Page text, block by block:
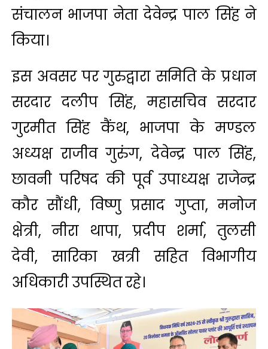
संचालन भाजपा नेता देवेन्द्र पाल सिंह ने
किया।
इस अवसर पर गुरुद्वारा समिति के प्रधान
सरदार दलीप सिंह, महासचिव सरदार
गुरमीत सिंह कैंथ, भाजपा के मण्डल
अध्यक्ष राजीव गुरुंग, देवेन्द्र पाल सिंह,
छावनी परिषद की पूर्व उपाध्यक्ष राजेन्द्र
कौर सौंधी, विष्णु प्रसाद गुप्ता, मनोज
क्षेत्री, नीरा थापा, प्रदीप शर्मा, तुलसी
देवी, सारिका खत्री सहित विभागीय
अधिकारी उपस्थित रहे।